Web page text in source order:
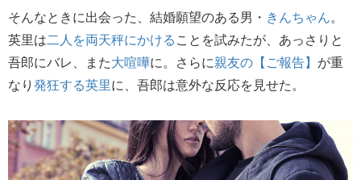
そんなときに出会った、結婚願望のある男・ きんちゃん。
英里は二人を両天秤にかけることを試みたが、あっさりと
吾郎にバレ、また大喧嘩に。さらに親友の【ご報告】 が重
なり発狂する英里に、吾郎は意外な反応を見せた。